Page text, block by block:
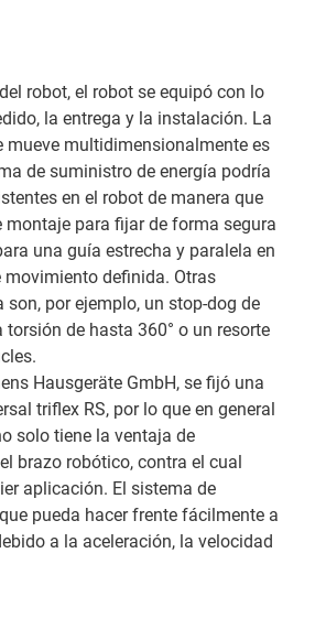
robot, el robot se equipó con lo
la entrega y la instalación. La
mueve multidimensionalmente es
de suministro de energía podría
en el robot de manera que
para fijar de forma segura
una guía estrecha y paralela en
definida. Otras
por ejemplo, un stop-dog de
de hasta 360° o un resorte
Hausgeräte GmbH, se fijó una
triflex RS, por lo que en general
solo tiene la ventaja de
brazo robótico, contra el cual
aplicación. El sistema de
pueda hacer frente fácilmente a
a la aceleración, la velocidad